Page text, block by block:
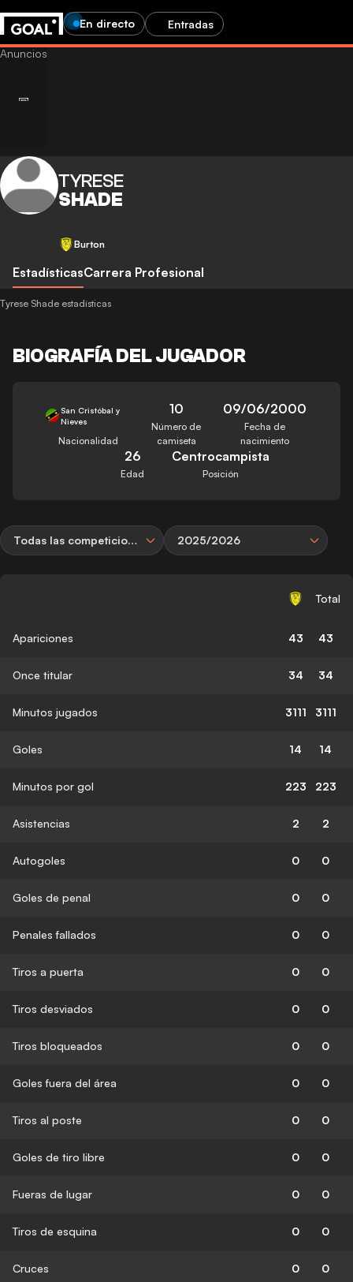
En directo Entradas
TYRESE
SHADE
Burton
EstadísticasCarrera Profesional
Tyrese Shade estadísticas
BIOGRAFÍA DEL JUGADOR
San Cristóbal y
Nieves
Nacionalidad
10
Número de
camiseta
09/06/2000
Fecha de
nacimiento
26
Edad
Centrocampista
Posición
Todas las competiciones 2025/2026
Total
Apariciones 43 43
Once titular 34 34
Minutos jugados 3111 3111
Goles 14 14
Minutos por gol 223 223
Asistencias 2 2
Autogoles 0 0
Goles de penal 0 0
Penales fallados 0 0
Tiros a puerta 0 0
Tiros desviados 0 0
Tiros bloqueados 0 0
Goles fuera del área 0 0
Tiros al poste 0 0
Goles de tiro libre 0 0
Fueras de lugar 0 0
Tiros de esquina 0 0
Cruces 0 0